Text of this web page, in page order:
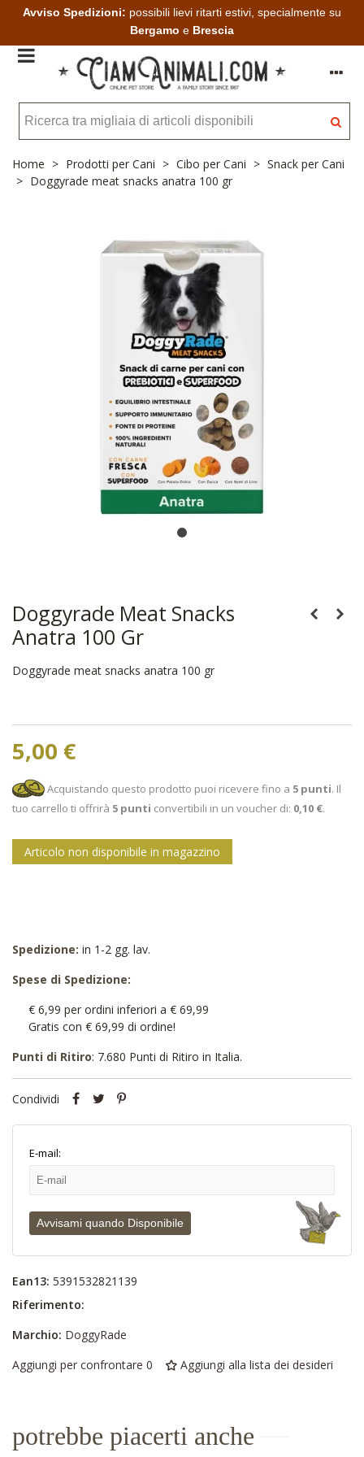
Avviso Spedizioni: possibili lievi ritarti estivi, specialmente su
Bergamo e Brescia
Home > Prodotti per Cani > Cibo per Cani > Snack per Cani
> Doggyrade meat snacks anatra 100 gr
Doggyrade Meat Snacks
Anatra 100 Gr
Doggyrade meat snacks anatra 100 gr
5,00 €
Acquistando questo prodotto puoi ricevere fino a 5 punti. Il
tuo carrello ti offrirà 5 punti convertibili in un voucher di: 0,10 €.
Articolo non disponibile in magazzino
Spedizione: in 1-2 gg. lav.
Spese di Spedizione:
€ 6,99 per ordini inferiori a € 69,99
Gratis con € 69,99 di ordine!
Punti di Ritiro: 7.680 Punti di Ritiro in Italia.
Condividi
E-mail:
Avvisami quando Disponibile
Ean13: 5391532821139
Riferimento:
Marchio: DoggyRade
Aggiungi per confrontare 0 Aggiungi alla lista dei desideri
potrebbe piacerti anche